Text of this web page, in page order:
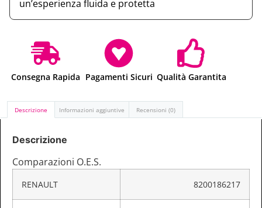
un’esperienza fluida e protetta
Consegna Rapida Pagamenti Sicuri Qualità Garantita
Descrizione Informazioni aggiuntive Recensioni (0)
Descrizione
Comparazioni O.E.S.
RENAULT 8200186217